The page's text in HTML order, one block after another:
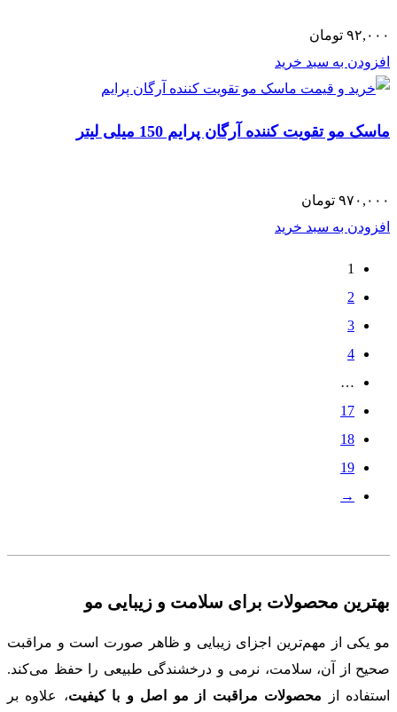
۹۲,۰۰۰ تومان
افزودن به سبد خرید
ماسک مو تقویت کننده آرگان پرایم 150 میلی لیتر
۹۷۰,۰۰۰ تومان
افزودن به سبد خرید
1
2
3
4
…
17
18
19
→
بهترین محصولات برای سلامت و زیبایی مو
مو یکی از مهم‌ترین اجزای زیبایی و ظاهر صورت است و مراقبت
صحیح از آن، سلامت، نرمی و درخشندگی طبیعی را حفظ می‌کند.
استفاده از محصولات مراقبت از مو اصل و با کیفیت، علاوه بر